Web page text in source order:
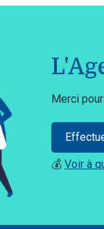
Merci
💰 Voir à